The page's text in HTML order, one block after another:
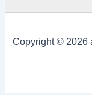
Copyright © 2026